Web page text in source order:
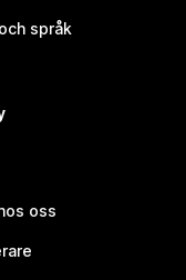
språk
oss